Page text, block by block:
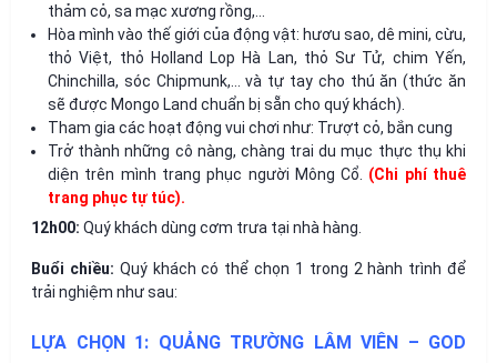
thảm cỏ, sa mạc xương rồng,…
Hòa mình vào thế giới của động vật: hươu sao, dê mini, cừu,
thỏ Việt, thỏ Holland Lop Hà Lan, thỏ Sư Tử, chim Yến,
Chinchilla, sóc Chipmunk,… và tự tay cho thú ăn (thức ăn
sẽ được Mongo Land chuẩn bị sẵn cho quý khách).
Tham gia các hoạt động vui chơi như: Trượt cỏ, bắn cung
Trở thành những cô nàng, chàng trai du mục thực thụ khi
diện trên mình trang phục người Mông Cổ. (Chi phí thuê
trang phục tự túc).
12h00: Quý khách dùng cơm trưa tại nhà hàng.
Buổi chiều: Quý khách có thể chọn 1 trong 2 hành trình để
trải nghiệm như sau:
LỰA CHỌN 1: QUẢNG TRƯỜNG LÂM VIÊN – GOD